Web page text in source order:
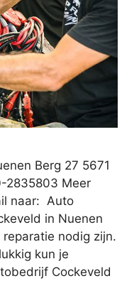
Berg 27 5671
2835803 Meer
naar: Auto
in Nuenen
nodig zijn.
kun je
Cockeveld